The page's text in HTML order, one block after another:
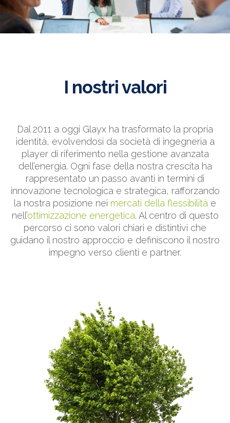
I nostri valori
Dal 2011 a oggi Glayx ha trasformato la propria
identità, evolvendosi da società di ingegneria a
player di riferimento nella gestione avanzata
dell’energia. Ogni fase della nostra crescita ha
rappresentato un passo avanti in termini di
innovazione tecnologica e strategica, rafforzando
la nostra posizione nei mercati della flessibilità e
nell’ottimizzazione energetica. Al centro di questo
percorso ci sono valori chiari e distintivi che
guidano il nostro approccio e definiscono il nostro
impegno verso clienti e partner.